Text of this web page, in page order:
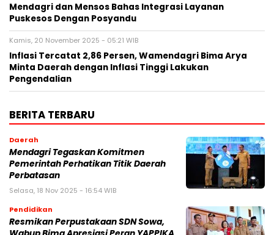
Mendagri dan Mensos Bahas Integrasi Layanan
Puskesos Dengan Posyandu
Kamis, 20 November 2025 - 05:21 WIB
Inflasi Tercatat 2,86 Persen, Wamendagri Bima Arya
Minta Daerah dengan Inflasi Tinggi Lakukan
Pengendalian
BERITA TERBARU
Daerah
Mendagri Tegaskan Komitmen
Pemerintah Perhatikan Titik Daerah
Perbatasan
Selasa, 18 Nov 2025 - 16:54 WIB
Pendidikan
Resmikan Perpustakaan SDN Sowa,